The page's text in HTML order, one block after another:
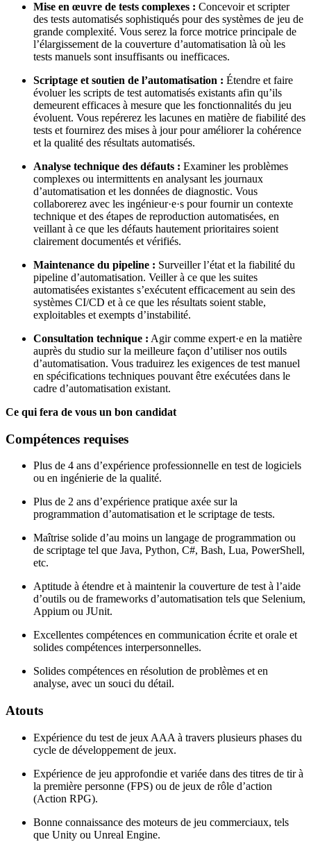
Mise en œuvre de tests complexes : Concevoir et scripter
des tests automatisés sophistiqués pour des systèmes de jeu de
grande complexité. Vous serez la force motrice principale de
l’élargissement de la couverture d’automatisation là où les
tests manuels sont insuffisants ou inefficaces.
Scriptage et soutien de l’automatisation : Étendre et faire
évoluer les scripts de test automatisés existants afin qu’ils
demeurent efficaces à mesure que les fonctionnalités du jeu
évoluent. Vous repérerez les lacunes en matière de fiabilité des
tests et fournirez des mises à jour pour améliorer la cohérence
et la qualité des résultats automatisés.
Analyse technique des défauts : Examiner les problèmes
complexes ou intermittents en analysant les journaux
d’automatisation et les données de diagnostic. Vous
collaborerez avec les ingénieur·e·s pour fournir un contexte
technique et des étapes de reproduction automatisées, en
veillant à ce que les défauts hautement prioritaires soient
clairement documentés et vérifiés.
Maintenance du pipeline : Surveiller l’état et la fiabilité du
pipeline d’automatisation. Veiller à ce que les suites
automatisées existantes s’exécutent efficacement au sein des
systèmes CI/CD et à ce que les résultats soient stable,
exploitables et exempts d’instabilité.
Consultation technique : Agir comme expert·e en la matière
auprès du studio sur la meilleure façon d’utiliser nos outils
d’automatisation. Vous traduirez les exigences de test manuel
en spécifications techniques pouvant être exécutées dans le
cadre d’automatisation existant.
Ce qui fera de vous un bon candidat
Compétences requises
Plus de 4 ans d’expérience professionnelle en test de logiciels
ou en ingénierie de la qualité.
Plus de 2 ans d’expérience pratique axée sur la
programmation d’automatisation et le scriptage de tests.
Maîtrise solide d’au moins un langage de programmation ou
de scriptage tel que Java, Python, C#, Bash, Lua, PowerShell,
etc.
Aptitude à étendre et à maintenir la couverture de test à l’aide
d’outils ou de frameworks d’automatisation tels que Selenium,
Appium ou JUnit.
Excellentes compétences en communication écrite et orale et
solides compétences interpersonnelles.
Solides compétences en résolution de problèmes et en
analyse, avec un souci du détail.
Atouts
Expérience du test de jeux AAA à travers plusieurs phases du
cycle de développement de jeux.
Expérience de jeu approfondie et variée dans des titres de tir à
la première personne (FPS) ou de jeux de rôle d’action
(Action RPG).
Bonne connaissance des moteurs de jeu commerciaux, tels
que Unity ou Unreal Engine.